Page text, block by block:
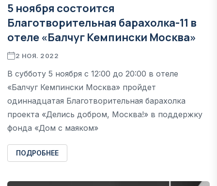
5 ноября состоится
Благотворительная барахолка-11 в
отеле «Балчуг Кемпински Москва»
2 НОЯ. 2022
В субботу 5 ноября с 12:00 до 20:00 в отеле
«Балчуг Кемпински Москва» пройдет
одиннадцатая Благотворительная барахолка
проекта «Делись добром, Москва!» в поддержку
фонда «Дом с маяком»
ПОДРОБНЕЕ